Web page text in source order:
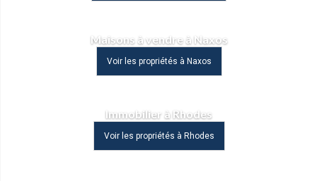
Maisons à vendre à Naxos
Voir les propriétés à Naxos
Immobilier à Rhodes
Voir les propriétés à Rhodes